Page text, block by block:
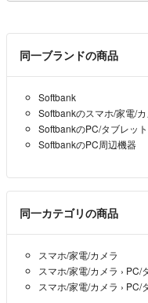
同一ブランドの商品
Softbank
Softbankのスマホ/家電/カ
SoftbankのPC/タブレット
SoftbankのPC周辺機器
同一カテゴリの商品
スマホ/家電/カメラ
スマホ/家電/カメラ › PC/
スマホ/家電/カメラ › PC/